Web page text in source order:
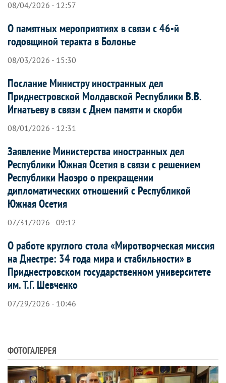
08/04/2026 - 12:57
О памятных мероприятиях в связи с 46-й
годовщиной теракта в Болонье
08/03/2026 - 15:30
Послание Министру иностранных дел
Приднестровской Молдавской Республики В.В.
Игнатьеву в связи с Днем памяти и скорби
08/01/2026 - 12:31
Заявление Министерства иностранных дел
Республики Южная Осетия в связи с решением
Республики Наоэро о прекращении
дипломатических отношений с Республикой
Южная Осетия
07/31/2026 - 09:12
О работе круглого стола «Миротворческая миссия
на Днестре: 34 года мира и стабильности» в
Приднестровском государственном университете
им. Т.Г. Шевченко
07/29/2026 - 10:46
ФОТОГАЛЕРЕЯ